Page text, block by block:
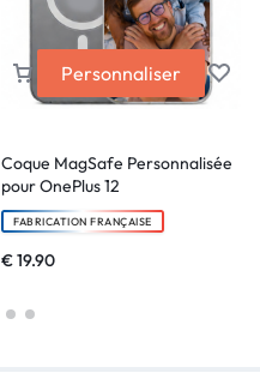
Personnaliser
Coque MagSafe Personnalisée
pour OnePlus 12
FABRICATION FRANÇAISE
€19.90